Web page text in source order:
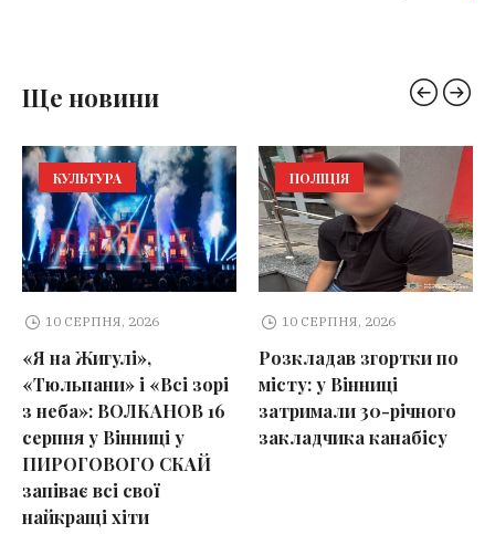
Ще новини
КУЛЬТУРА
10 СЕРПНЯ, 2026
«Я на Жигулі»,
«Тюльпани» і «Всі зорі
з неба»: ВОЛКАНОВ 16
серпня у Вінниці у
ПИРОГОВОГО СКАЙ
запіває всі свої
найкращі хіти
ПОЛІЦІЯ
10 СЕРПНЯ, 2026
Розкладав згортки по
місту: у Вінниці
затримали 30-річного
закладчика канабісу